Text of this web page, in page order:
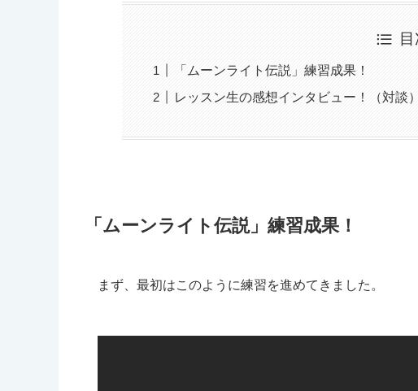
「ムーンライト伝説」練習成果！
レッスン生の感想インタビュー！（対談）
「ムーンライト伝説」練習成果！
まず、最初はこのように練習を進めてきました。